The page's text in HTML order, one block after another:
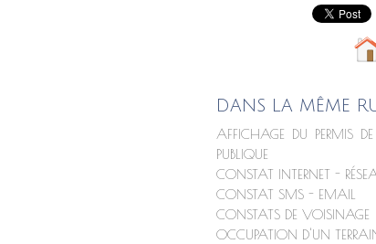
DANS LA MÊME
AFFICHAGE DU PERMIS
PUBLIQUE
CONSTAT INTERNET -
CONSTAT SMS - EMAIL
CONSTATS DE VOISINAGE
OCCUPATION D'UN